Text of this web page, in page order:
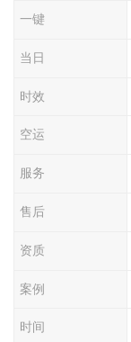
一键
当日
时效
空运
服务
售后
资质
案例
时间